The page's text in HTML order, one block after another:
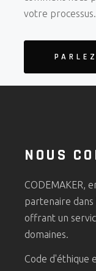
votre processus.
NOUS
CODEMAKER,
partenaire
offrant un
domaines.
Code d'éthique